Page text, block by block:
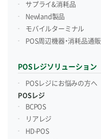
サプライ&消耗品
Newland製品
モバイルターミナル
POS周辺機器・消耗品通販
POSレジソリューション
POSレジにお悩みの方へ
POSレジ
BCPOS
リアレジ
HD-POS